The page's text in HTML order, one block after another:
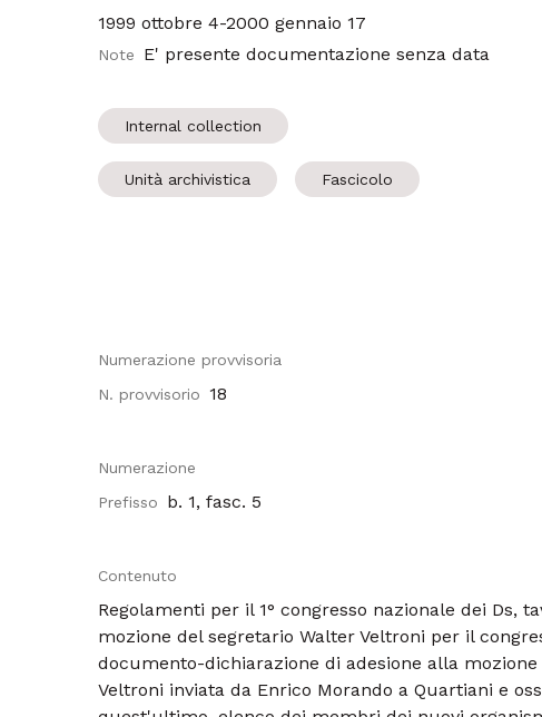
1999 ottobre 4-2000 gennaio 17
Note E' presente documentazione senza data
Internal collection
Unità archivistica Fascicolo
Numerazione provvisoria
N. provvisorio
18
Numerazione
Prefisso
b. 1, fasc. 5
Contenuto
Regolamenti per il 1° congresso nazionale dei Ds,
mozione del segretario Walter Veltroni per il
documento-dichiarazione di adesione alla
Veltroni inviata da Enrico Morando a Quartiani e